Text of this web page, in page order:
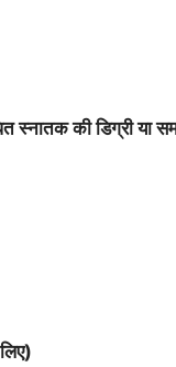
की डिग्री या